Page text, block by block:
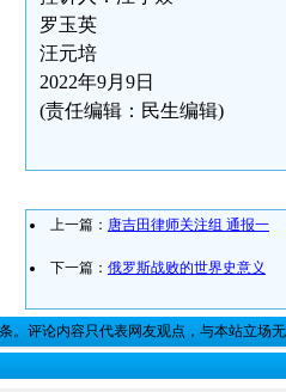
罗玉英
汪元培
2022年9月9日
(责任编辑：民生编辑)
上一篇： 唐吉田律师关注组 通报一
下一篇： 俄罗斯战败的世界史意义
条。评论内容只代表网友观点，与本站立场